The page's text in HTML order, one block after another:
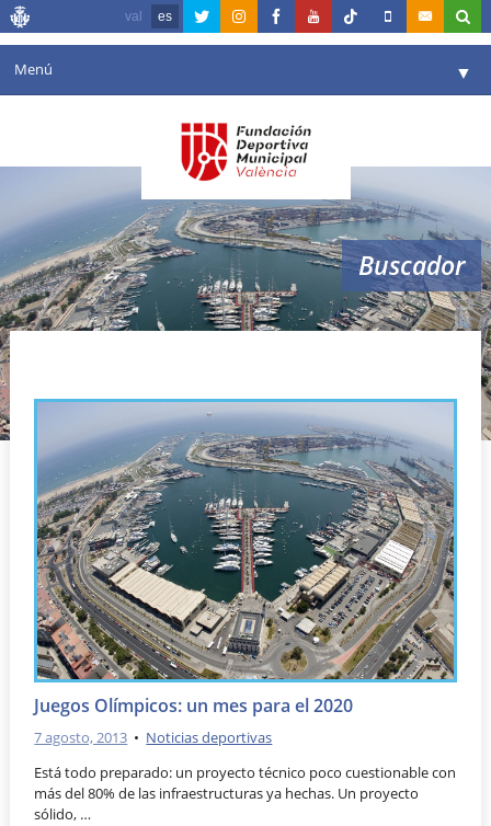
val es
Menú ▼
Agenda
Instalaciones
Comunicación ▼
Valencia en deporte ▼
Buscador
madrid2020
Juegos Olímpicos: un mes para el 2020
7 agosto, 2013 • Noticias deportivas
Está todo preparado: un proyecto técnico poco cuestionable con
más del 80% de las infraestructuras ya hechas. Un proyecto
sólido, …